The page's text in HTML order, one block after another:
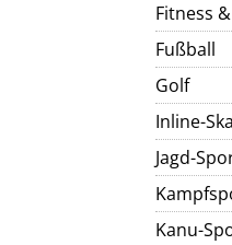
Fitness
Fußball
Golf
Inline-
Jagd-
Kanu-